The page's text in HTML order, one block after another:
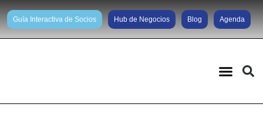
Guía Interactiva de Socios Hub de Negocios Blog Agenda